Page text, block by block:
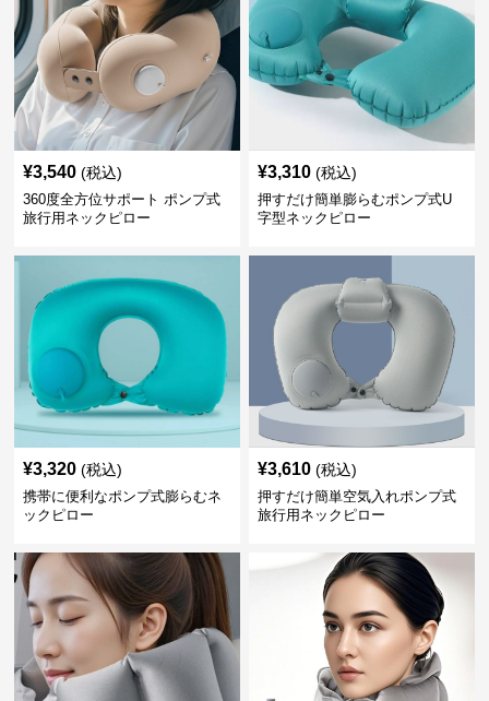
¥3,540 (税込)
360度全方位サポート ポンプ式
旅行用ネックピロー
¥3,310 (税込)
押すだけ簡単膨らむポンプ式U
字型ネックピロー
¥3,320 (税込)
携帯に便利なポンプ式膨らむネ
ックピロー
¥3,610 (税込)
押すだけ簡単空気入れポンプ式
旅行用ネックピロー